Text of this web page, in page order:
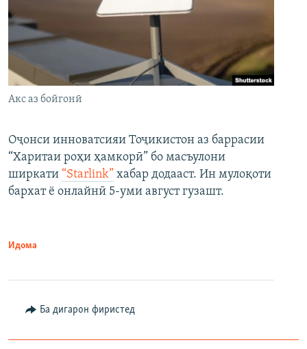
Акс аз бойгонӣ
Оҷонси инноватсияи Тоҷикистон аз баррасии
“Харитаи роҳи ҳамкорӣ” бо масъулони
ширкати “Starlink” хабар додааст. Ин мулоқоти
бархат ё онлайнӣ 5-уми август гузашт.
Идома
Ба дигарон фиристед